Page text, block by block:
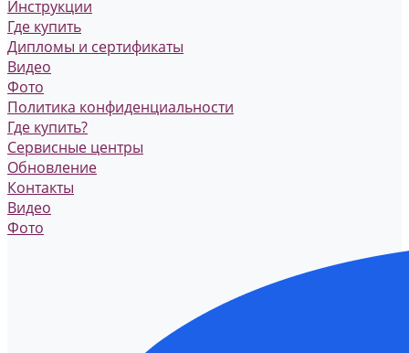
Инструкции
Где купить
Дипломы и сертификаты
Видео
Фото
Политика конфиденциальности
Где купить?
Сервисные центры
Обновление
Контакты
Видео
Фото